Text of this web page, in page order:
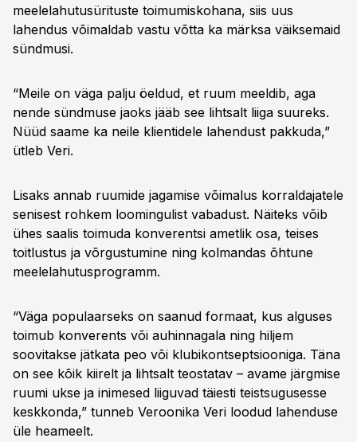
meelelahutusürituste toimumiskohana, siis uus
lahendus võimaldab vastu võtta ka märksa väiksemaid
sündmusi.
“Meile on väga palju öeldud, et ruum meeldib, aga
nende sündmuse jaoks jääb see lihtsalt liiga suureks.
Nüüd saame ka neile klientidele lahendust pakkuda,”
ütleb Veri.
Lisaks annab ruumide jagamise võimalus korraldajatele
senisest rohkem loomingulist vabadust. Näiteks võib
ühes saalis toimuda konverentsi ametlik osa, teises
toitlustus ja võrgustumine ning kolmandas õhtune
meelelahutusprogramm.
“Väga populaarseks on saanud formaat, kus alguses
toimub konverents või auhinnagala ning hiljem
soovitakse jätkata peo või klubikontseptsiooniga. Täna
on see kõik kiirelt ja lihtsalt teostatav – avame järgmise
ruumi ukse ja inimesed liiguvad täiesti teistsugusesse
keskkonda,” tunneb Veroonika Veri loodud lahenduse
üle heameelt.